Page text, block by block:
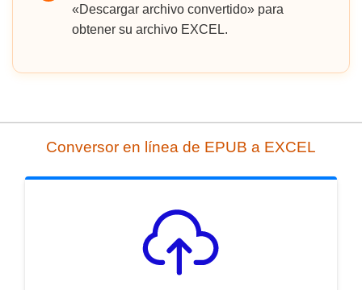
«Descargar archivo convertido» para
obtener su archivo EXCEL.
Conversor en línea de EPUB a EXCEL